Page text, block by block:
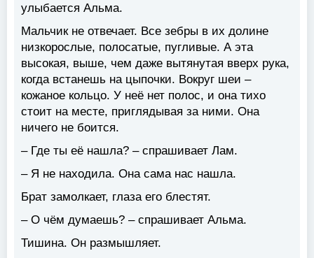
улыбается Альма.
Мальчик не отвечает. Все зебры в их долине
низкорослые, полосатые, пугливые. А эта
высокая, выше, чем даже вытянутая вверх рука,
когда встанешь на цыпочки. Вокруг шеи –
кожаное кольцо. У неё нет полос, и она тихо
стоит на месте, приглядывая за ними. Она
ничего не боится.
– Где ты её нашла? – спрашивает Лам.
– Я не находила. Она сама нас нашла.
Брат замолкает, глаза его блестят.
– О чём думаешь? – спрашивает Альма.
Тишина. Он размышляет.